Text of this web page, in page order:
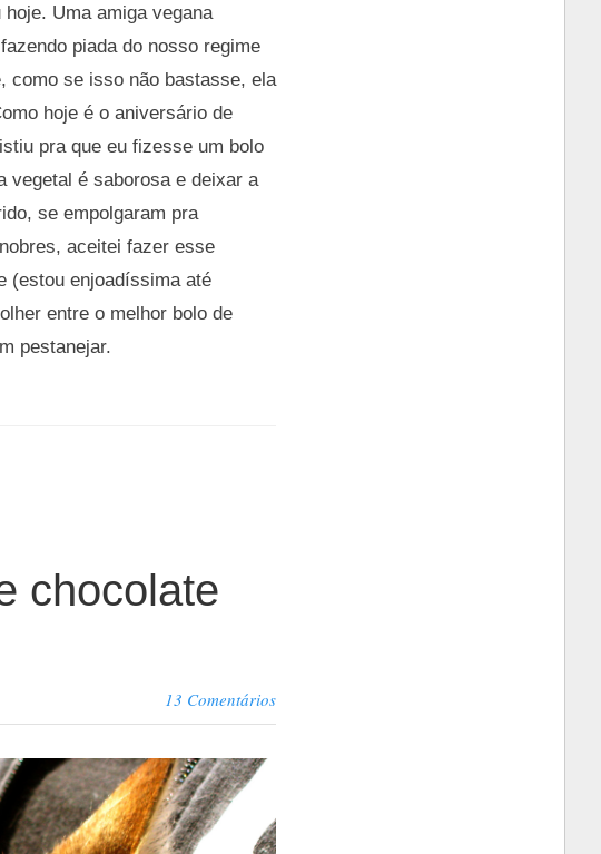
Uma amiga vegana
piada do nosso regime
como se isso não bastasse, ela
hoje é o aniversário de
pra que eu fizesse um bolo
vegetal é saborosa e deixar a
se empolgaram pra
aceitei fazer esse
(estou enjoadíssima até
entre o melhor bolo de
pestanejar.
chocolate
13 Comentários